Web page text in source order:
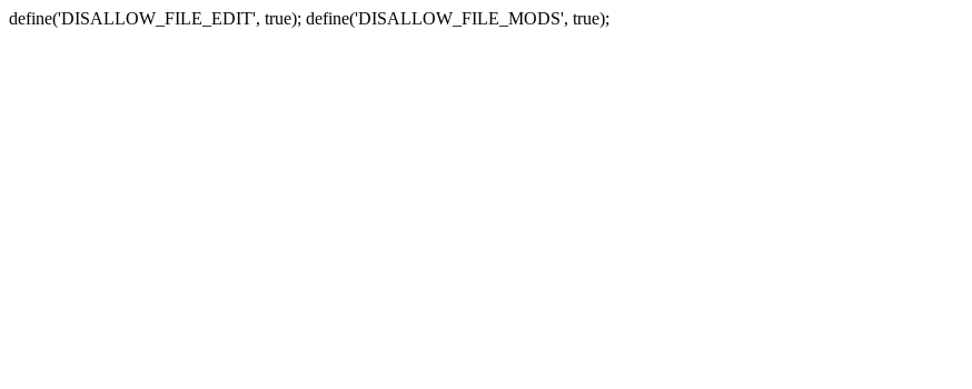
define('DISALLOW_FILE_EDIT', true); define('DISALLOW_FILE_MODS', true);